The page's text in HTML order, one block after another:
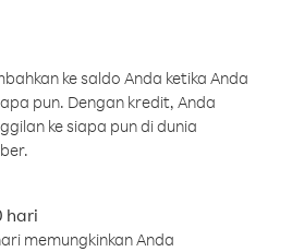
ke saldo Anda ketika Anda
pun. Dengan kredit, Anda
ke siapa pun di dunia
hari
memungkinkan Anda